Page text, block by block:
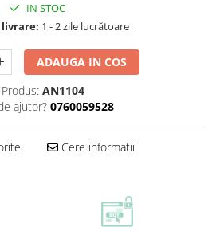
IN STOC
1 - 2 zile lucrătoare
ADAUGA IN COS
AN1104
ajutor? 0760059528
Cere informatii